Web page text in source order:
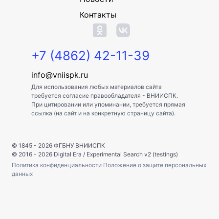
Контакты
+7 (4862) 42-11-39
info@vniispk.ru
Для использования любых материалов сайта
требуется согласие правообладателя - ВНИИСПК.
При цитировании или упоминании, требуется прямая
ссылка (на сайт и на конкретную страницу сайта).
© 1845 - 2026 ФГБНУ ВНИИСПК
© 2016 - 2026 Digital Era / Experimental Search v2 (testings)
Политика конфиденциальности Положение о защите персональных
данных